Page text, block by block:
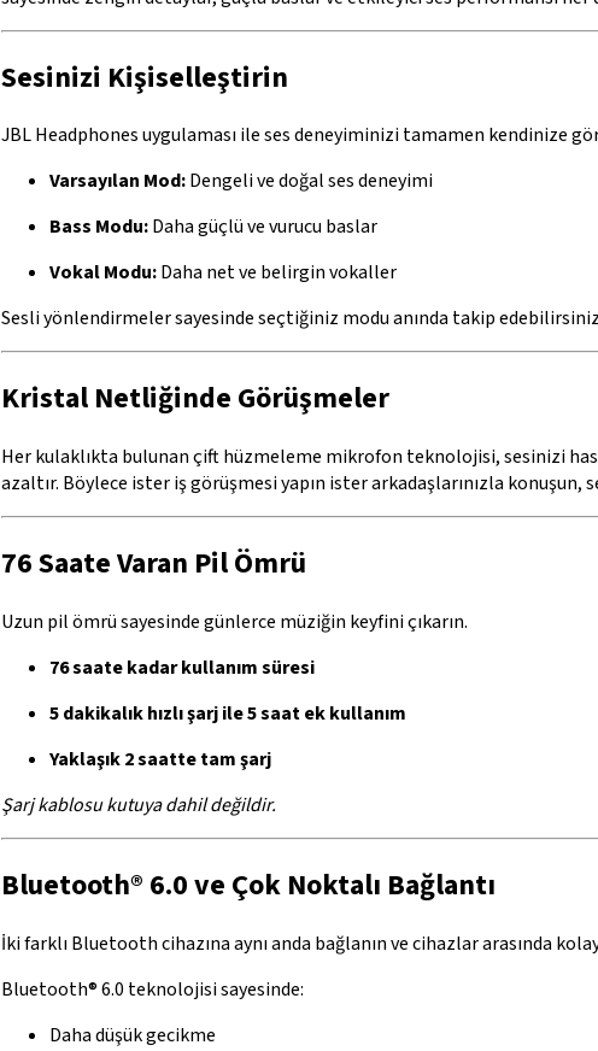
Sesinizi Kişiselleştirin
JBL Headphones uygulaması ile ses deneyiminizi tamamen kendinize
Varsayılan Mod:Dengeli ve doğal ses deneyimi
Bass Modu:Daha güçlü ve vurucu baslar
Vokal Modu:Daha net ve belirgin vokaller
Sesli yönlendirmeler sayesinde seçtiğiniz modu anında takip
Kristal Netliğinde Görüşmeler
Her kulaklıkta bulunan çift hüzmeleme mikrofon teknolojisi, sesinizi
azaltır. Böylece ister iş görüşmesi yapın ister arkadaşlarınızla konuşun,
76 Saate Varan Pil Ömrü
Uzun pil ömrü sayesinde günlerce müziğin keyfini çıkarın.
76 saate kadar kullanım süresi
5 dakikalık hızlı şarj ile 5 saat ek kullanım
Yaklaşık 2 saatte tam şarj
Şarj kablosu kutuya dahil değildir.
Bluetooth® 6.0 ve Çok Noktalı Bağlantı
İki farklı Bluetooth cihazına aynı anda bağlanın ve cihazlar arasında
Bluetooth® 6.0 teknolojisi sayesinde:
Daha düşük gecikme